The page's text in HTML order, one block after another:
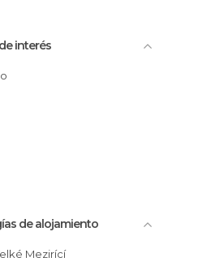
interés
de alojamiento
Mezirící